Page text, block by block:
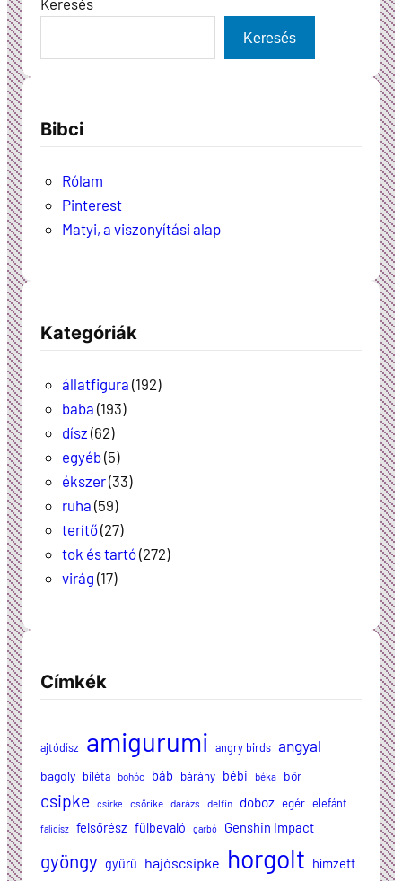
Keresés
Bibci
Rólam
Pinterest
Matyi, a viszonyítási alap
Kategóriák
állatfigura (192)
baba (193)
dísz (62)
egyéb(5)
ékszer(33)
ruha (59)
terítő(27)
tok és tartó(272)
virág (17)
Címkék
ajtódísz amigurumi angry birds angyal
bagoly biléta bohóc báb bárány bébi béka bőr
csipke csirke csőrike darázs delfin doboz egér elefánt
falidísz felsőrész fülbevaló garbó Genshin Impact
gyöngy gyűrű hajóscsipke horgolt hímzett